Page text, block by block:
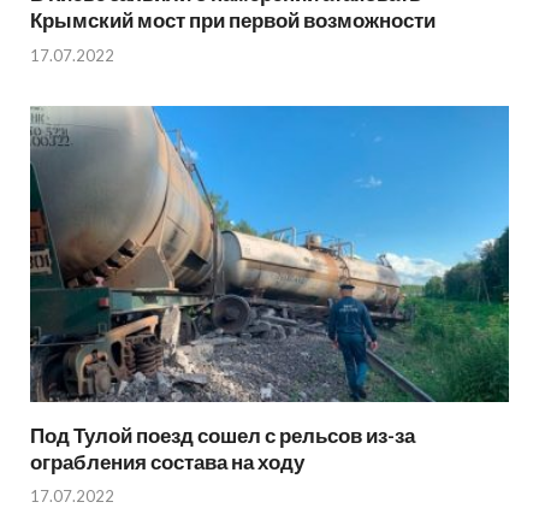
Крымский мост при первой возможности
17.07.2022
Под Тулой поезд сошел с рельсов из-за
ограбления состава на ходу
17.07.2022